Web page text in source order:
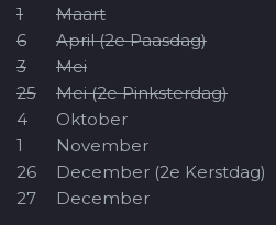
1
Maart
6
April (2e Paasdag)
3
Mei
25
Mei (2e Pinksterdag)
4
Oktober
1
November
26
December (2e Kerstdag)
27
December